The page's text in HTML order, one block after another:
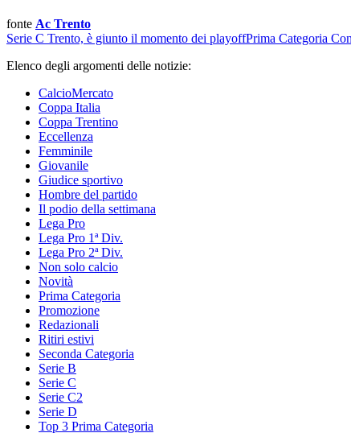
fonte Ac Trento
Serie C Trento, è giunto il momento dei playoffPrima Categoria
Elenco degli argomenti delle notizie:
CalcioMercato
Coppa Italia
Coppa Trentino
Eccellenza
Femminile
Giovanile
Giudice sportivo
Hombre del partido
Il podio della settimana
Lega Pro
Lega Pro 1ª Div.
Lega Pro 2ª Div.
Non solo calcio
Novità
Prima Categoria
Promozione
Redazionali
Ritiri estivi
Seconda Categoria
Serie B
Serie C
Serie C2
Serie D
Top 3 Prima Categoria